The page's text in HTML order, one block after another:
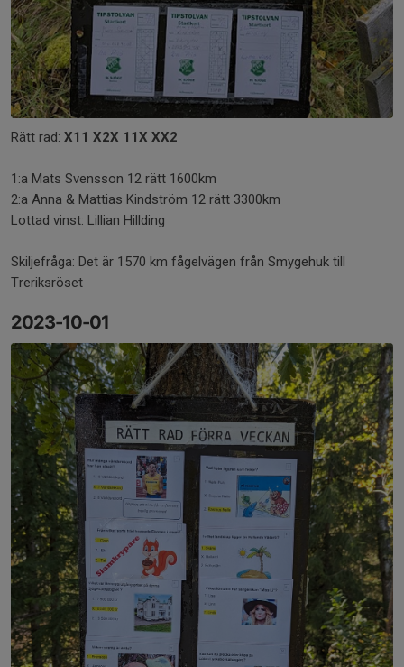
Rätt rad: X11 X2X 11X XX2
1:a Mats Svensson 12 rätt 1600km
2:a Anna & Mattias Kindström 12 rätt 3300km
Lottad vinst: Lillian Hillding
Skiljefråga: Det är 1570 km fågelvägen från Smygehuk till
Treriksröset
2023-10-01